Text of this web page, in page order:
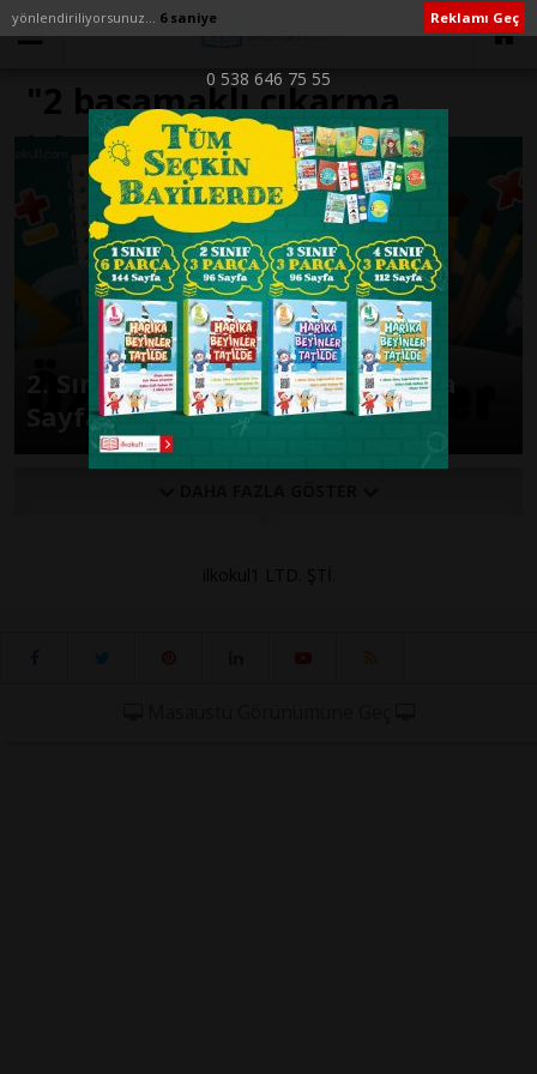
yönlendiriliyorsunuz... 6 saniye Reklamı Geç
0 538 646 75 55
"2 basamaklı çıkarma
işlemi" ile İlişikli yazılar
2. Sınıf Çıkarma İşlemi Alıştırma
Sayfaları